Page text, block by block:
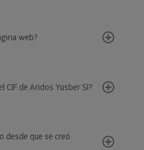
web?
CIF de Aridos Yusber Sl?
desde que se creó